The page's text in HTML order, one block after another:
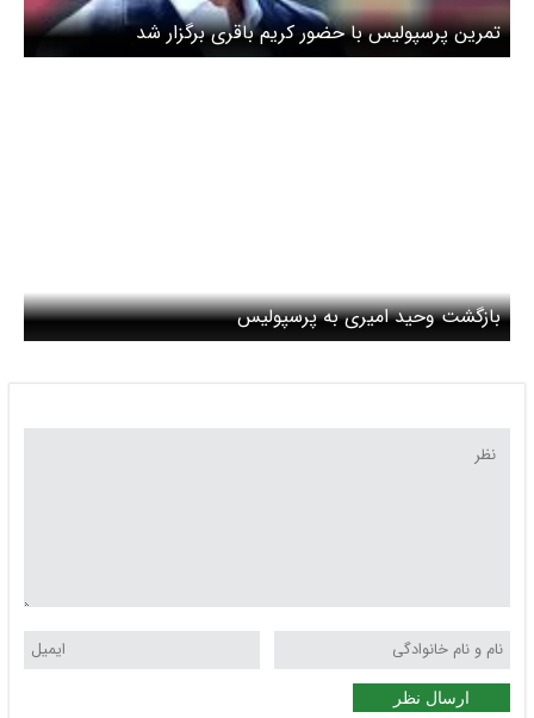
تمرین پرسپولیس با حضور کریم باقری برگزار شد
بازگشت وحید امیری به پرسپولیس
ارسال نظر